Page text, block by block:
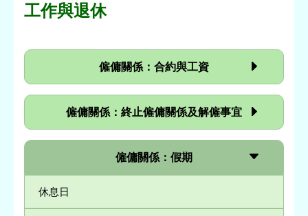
工作與退休
僱傭關係：合約與工資
僱傭關係：終止僱傭關係及解僱事宜
僱傭關係：假期
休息日